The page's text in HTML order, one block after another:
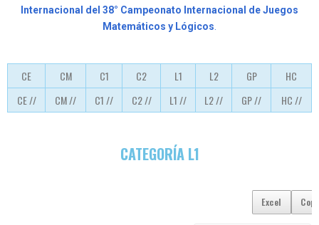
Internacional del 38° Campeonato Internacional de Juegos
Matemáticos y Lógicos
CE CM C1 C2 L1 L2 GP
HC
CE //
CM // C1 // C2 // L1 // L2 // GP // HC //
CATEGORÍA L1
Excel Copy